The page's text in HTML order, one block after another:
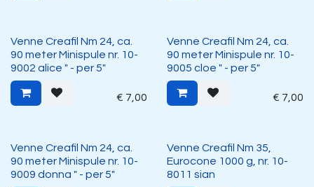
Venne Creafil Nm 24, ca.
90 meter Minispule nr. 10-
9002 alice " - per 5"
€ 7,00
Venne Creafil Nm 24, ca.
90 meter Minispule nr. 10-
9005 cloe " - per 5"
€ 7,00
Venne Creafil Nm 24, ca.
90 meter Minispule nr. 10-
9009 donna " - per 5"
Venne Creafil Nm 35,
Eurocone 1000 g, nr. 10-
8011 sian